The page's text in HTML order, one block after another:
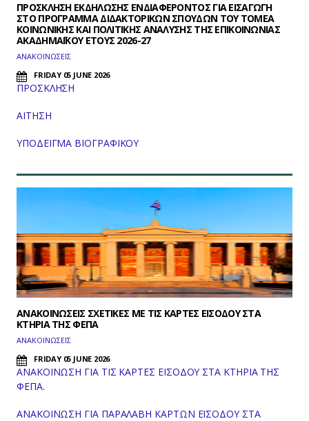
ΠΡΟΣΚΛΗΣΗ ΕΚΔΗΛΩΣΗΣ ΕΝΔΙΑΦΕΡΟΝΤΟΣ ΓΙΑ ΕΙΣΑΓΩΓΗ
ΣΤΟ ΠΡΟΓΡΑΜΜΑ ΔΙΔΑΚΤΟΡΙΚΩΝ ΣΠΟΥΔΩΝ ΤΟΥ ΤΟΜΕΑ
ΚΟΙΝΩΝΙΚΗΣ ΚΑΙ ΠΟΛΙΤΙΚΗΣ ΑΝΑΛΥΣΗΣ ΤΗΣ ΕΠΙΚΟΙΝΩΝΙΑΣ
ΑΚΑΔΗΜΑΪΚΟΥ ΕΤΟΥΣ 2026-27
ΑΝΑΚΟΙΝΩΣΕΙΣ
FRIDAY 05 JUNE 2026
ΠΡΟΣΚΛΗΣΗ
ΑΙΤΗΣΗ
ΥΠΟΔΕΙΓΜΑ ΒΙΟΓΡΑΦΙΚΟΥ
ΑΝΑΚΟΙΝΩΣΕΙΣ ΣΧΕΤΙΚΕΣ ΜΕ ΤΙΣ ΚΑΡΤΕΣ ΕΙΣΟΔΟΥ ΣΤΑ
ΚΤΗΡΙΑ ΤΗΣ ΦΕΠΑ
ΑΝΑΚΟΙΝΩΣΕΙΣ
FRIDAY 05 JUNE 2026
ΑΝΑΚΟΙΝΩΣΗ ΓΙΑ ΤΙΣ ΚΑΡΤΕΣ ΕΙΣΟΔΟΥ ΣΤΑ ΚΤΗΡΙΑ ΤΗΣ
ΦΕΠΑ.
ΑΝΑΚΟΙΝΩΣΗ ΓΙΑ ΠΑΡΑΛΑΒΗ ΚΑΡΤΩΝ ΕΙΣΟΔΟΥ ΣΤΑ